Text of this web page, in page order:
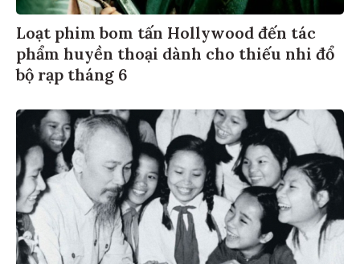
Loạt phim bom tấn Hollywood đến tác
phẩm huyền thoại dành cho thiếu nhi đổ
bộ rạp tháng 6